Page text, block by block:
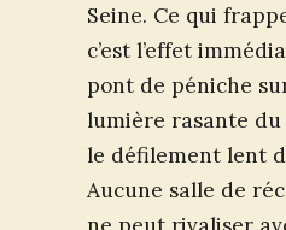
Seine. Ce qui
c’est l’effet
pont de péniche
lumière rasante du
le défilement lent
Aucune salle de